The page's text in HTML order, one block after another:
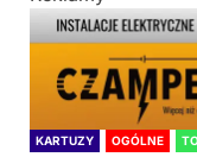
KARTUZY OGÓLNE